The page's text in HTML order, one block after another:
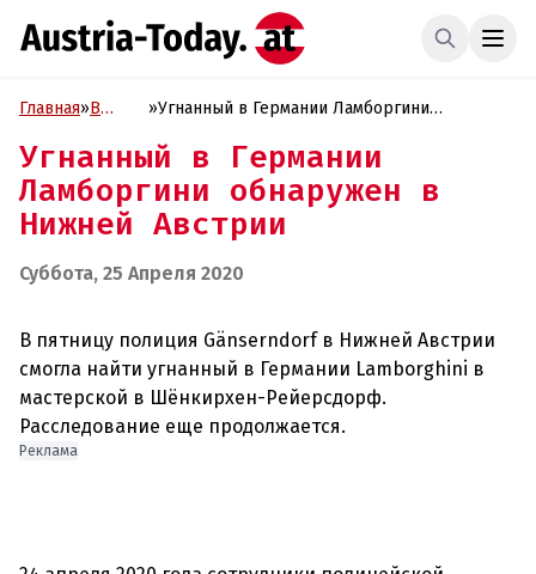
Главная»В
»Угнанный в Германии Ламборгини
Угнанный в Германии
Ламборгини обнаружен в
Нижней Австрии
Суббота, 25 Апреля 2020
В пятницу полиция Gänserndorf в Нижней Австрии
смогла найти угнанный в Германии Lamborghini в
мастерской в Шёнкирхен-Рейерсдорф.
Реклама